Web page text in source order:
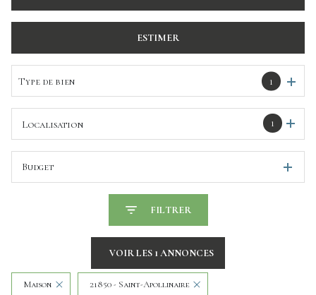
ESTIMER
Type de bien 1
1
Localisation
Budget
FILTRER
VOIR LES 1 ANNONCES
Maison 21850 - Saint-Apollinaire